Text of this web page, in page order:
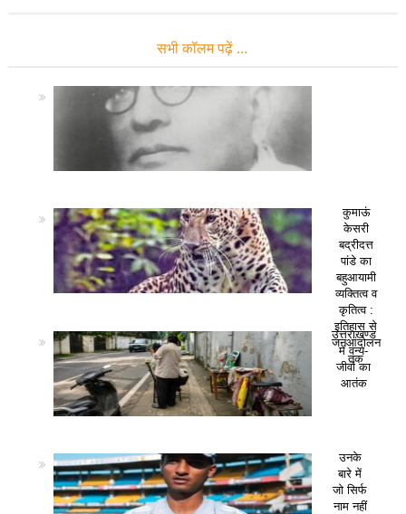
सभी कॉलम पढ़ें …
कुमाऊं
केसरी
बद्रीदत्त
पांडे का
बहुआयामी
व्यक्तित्व व
कृतित्व :
इतिहास से
जनआंदोलन
तक
उत्तराखण्ड
में वन्य-
जीवों का
आतंक
उनके
बारे में
जो सिर्फ
नाम नहीं